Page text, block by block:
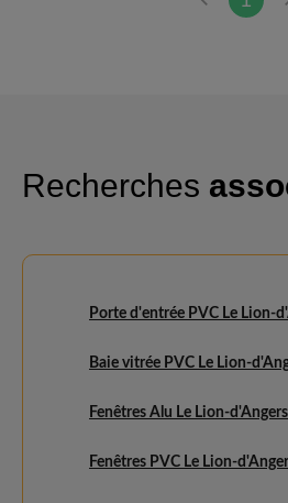
Recherches
Porte d'entrée PVC Le Lion-
Baie vitrée PVC Le Lion-
Fenêtres Alu Le Lion-d'Angers
Fenêtres PVC Le Lion-